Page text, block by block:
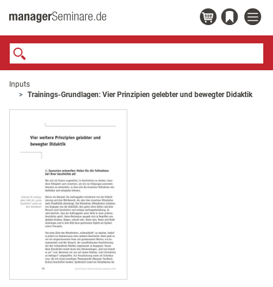
Inputs
Trainings-Grundlagen: Vier Prinzipien gelebter und bewegter Didaktik